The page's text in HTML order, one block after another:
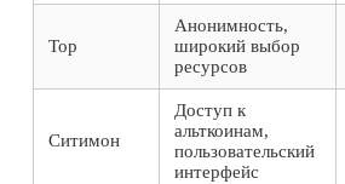
Тор
Анонимность,
широкий выбор
ресурсов
Ситимон
Доступ к
альткоинам,
пользовательский
интерфейс